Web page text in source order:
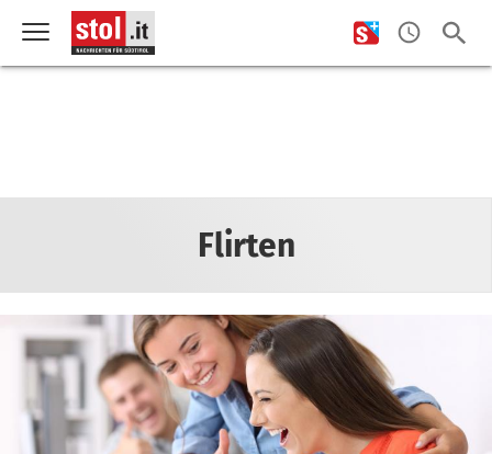
Flirten